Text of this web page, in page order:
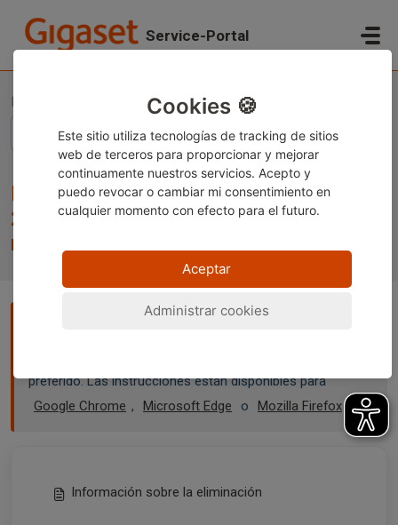
Service-Portal
Información sobre la batería - (EU) 2023/1542 y transporte de mercancías peligrosas
Información sobre la batería - (EU)
2023/1542 y transporte de
mercancías peligrosas
preferido. Las instrucciones están disponibles para
Google Chrome , Microsoft Edge o Mozilla Firefox
Información sobre la eliminación
Cookies 🍪
Este sitio utiliza tecnologías de tracking de sitios
web de terceros para proporcionar y mejorar
continuamente nuestros servicios. Acepto y
puedo revocar o cambiar mi consentimiento en
cualquier momento con efecto para el futuro.
Aceptar
Administrar cookies